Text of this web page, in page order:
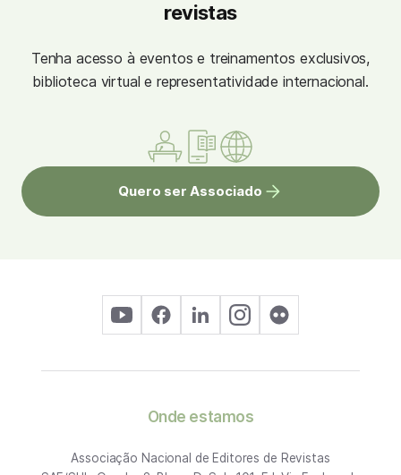
revistas
Tenha acesso à eventos e treinamentos exclusivos,
biblioteca virtual e representatividade internacional.
Quero ser Associado
Onde estamos
Associação Nacional de Editores de Revistas